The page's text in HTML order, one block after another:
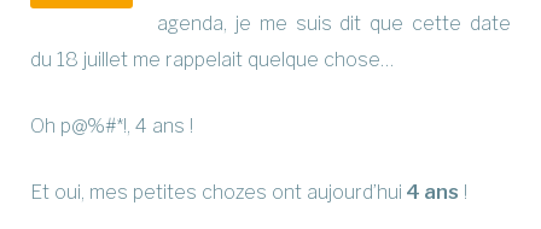
agenda, je me suis dit que cette date
du 18 juillet me rappelait quelque chose…
Oh p@%#*!, 4 ans !
Et oui, mes petites chozes ont aujourd’hui 4 ans !